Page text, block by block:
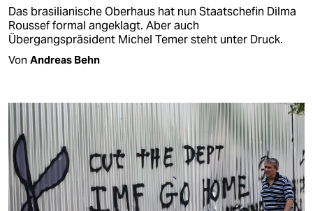
Das brasilianische Oberhaus hat nun Staatschefin Dilma
Roussef formal angeklagt. Aber auch
Übergangspräsident Michel Temer steht unter Druck.
Von Andreas Behn